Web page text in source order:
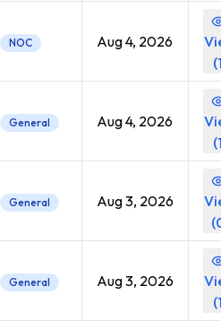
NOC Aug 4, 2026
(1
General Aug 4, 2026
(1
General Aug 3, 2026
(
General Aug 3, 2026
(1